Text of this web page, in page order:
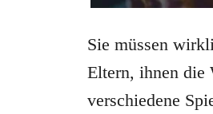
Sie müssen
Eltern, ihnen die
verschiedene